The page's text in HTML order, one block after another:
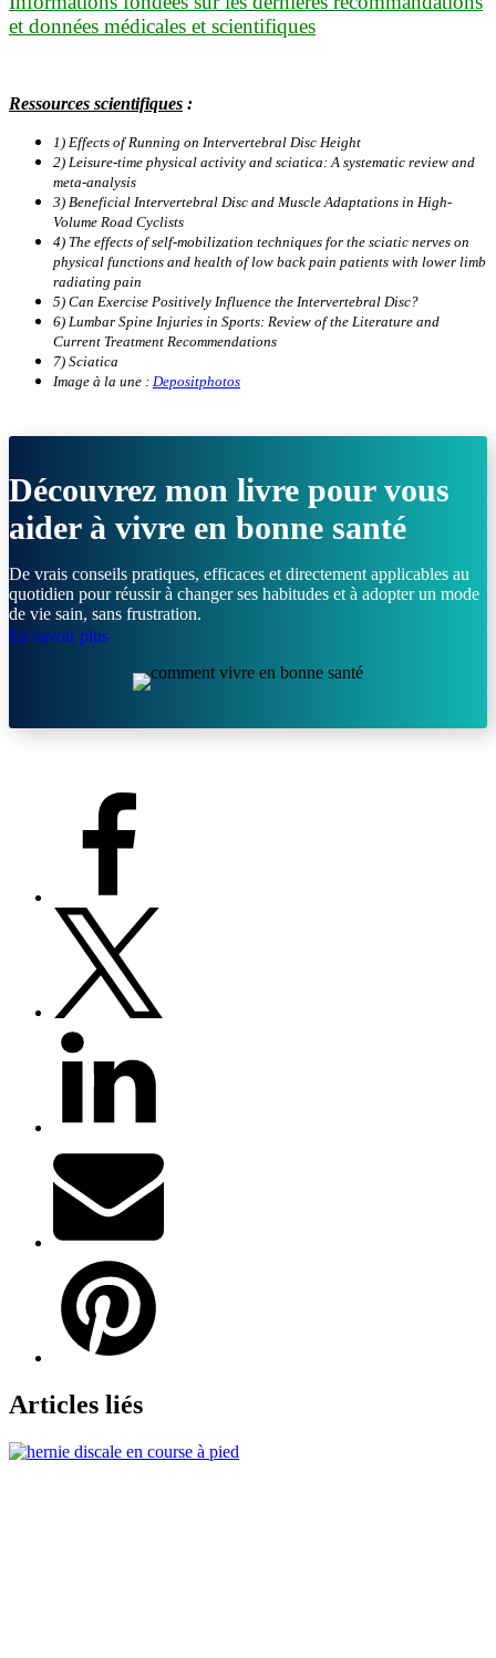
et données médicales et scientifiques
Ressources scientifiques :
1) Effects of Running on Intervertebral Disc Height
2) Leisure-time physical activity and sciatica: A systematic review and
meta-analysis
3) Beneficial Intervertebral Disc and Muscle Adaptations in High-
Volume Road Cyclists
4) The effects of self-mobilization techniques for the sciatic nerves on
physical functions and health of low back pain patients with lower limb
radiating pain
5) Can Exercise Positively Influence the Intervertebral Disc?
6) Lumbar Spine Injuries in Sports: Review of the Literature and
Current Treatment Recommendations
7) Sciatica
Image à la une : Depositphotos
Découvrez mon livre pour vous
aider à vivre en bonne santé
De vrais conseils pratiques, efficaces et directement applicables au
quotidien pour réussir à changer ses habitudes et à adopter un mode
de vie sain, sans frustration.
En savoir plus
Articles liés